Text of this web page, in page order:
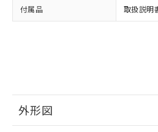
付属品 取扱説明
外形図
登録された部品リス
および当社の共同利
用者の範囲」に記載
※本証明書は発行日時点
るもので、過去に遡って非
ものではありません。